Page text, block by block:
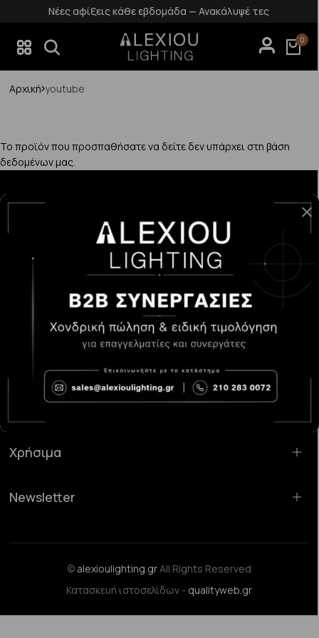
Νέες αφίξεις κάθε εβδομάδα — Ανακάλυψέ τες
0
Αρχική youtube
Το προϊόν που προσπαθήσατε να δείτε δεν υπάρχει στη βάση
δεδομένων μας.
Κατάστημα Χαλάνδρι:Σαρανταπόρου 55, 15232, Χαλάνδρι
sales@alexioulighting.gr
210 283 0072
6983123181
Χρήσιμα
Newsletter
© alexioulighting.grAll Rights Reserved
Κατασκευή ιστοσελίδων - qualityweb.gr